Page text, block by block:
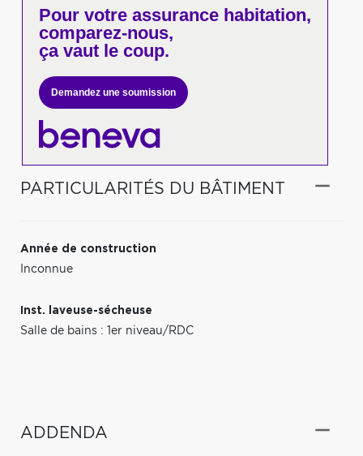
Pour votreassurance habitation,
comparez-nous,
ça vaut le coup.
Demandez une soumission
PARTICULARITÉS DU BÂTIMENT
Année de construction
Inconnue
Inst. laveuse-sécheuse
Salle de bains : 1er niveau/RDC
ADDENDA